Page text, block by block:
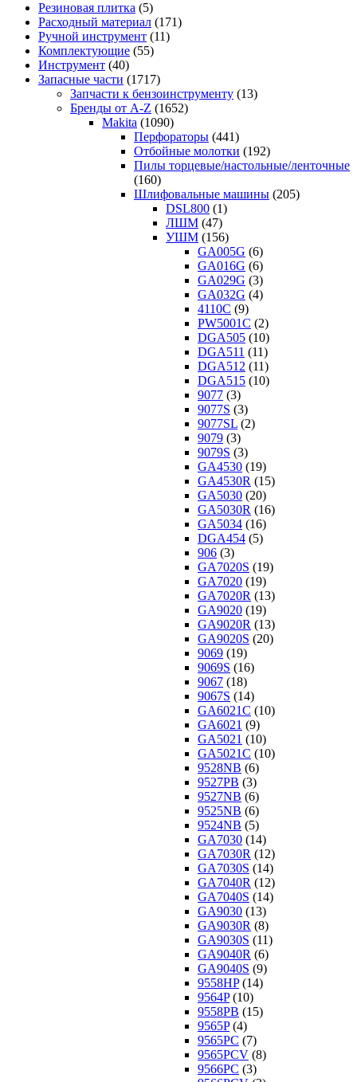
Резиновая плитка (5)
Расходный материал (171)
Ручной инструмент (11)
Комплектующие (55)
Инструмент (40)
Запасные части (1717)
Запчасти к бензоинструменту (13)
Бренды от A-Z (1652)
Makita (1090)
Перфораторы (441)
Отбойные молотки (192)
Пилы торцевые/настольные/ленточные
(160)
Шлифовальные машины (205)
DSL800 (1)
ЛШМ (47)
УШМ (156)
GA005G (6)
GA016G (6)
GA029G (3)
GA032G (4)
4110C (9)
PW5001C (2)
DGA505 (10)
DGA511 (11)
DGA512 (11)
DGA515 (10)
9077 (3)
9077S (3)
9077SL (2)
9079 (3)
9079S (3)
GA4530 (19)
GA4530R (15)
GA5030 (20)
GA5030R (16)
GA5034 (16)
DGA454 (5)
906 (3)
GA7020S (19)
GA7020 (19)
GA7020R (13)
GA9020 (19)
GA9020R (13)
GA9020S (20)
9069 (19)
9069S (16)
9067 (18)
9067S (14)
GA6021C (10)
GA6021 (9)
GA5021 (10)
GA5021C (10)
9528NB (6)
9527PB (3)
9527NB (6)
9525NB (6)
9524NB (5)
GA7030 (14)
GA7030R (12)
GA7030S (14)
GA7040R (12)
GA7040S (14)
GA9030 (13)
GA9030R (8)
GA9030S (11)
GA9040R (6)
GA9040S (9)
9558HP (14)
9564P (10)
9558PB (15)
9565P (4)
9565PC (7)
9565PCV (8)
9566PC (3)